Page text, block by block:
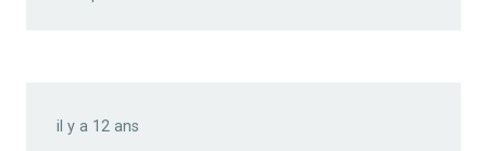
il y a 12 ans